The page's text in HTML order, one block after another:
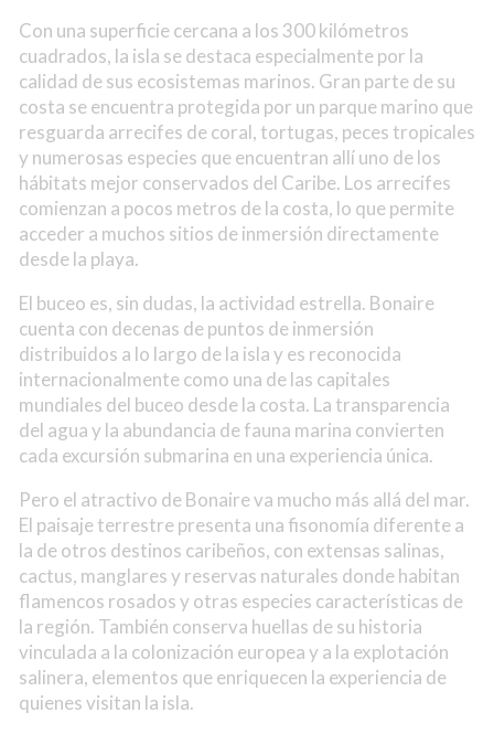
Con una superficie cercana a los 300 kilómetros
cuadrados, la isla se destaca especialmente por la
calidad de sus ecosistemas marinos. Gran parte de su
costa se encuentra protegida por un parque marino que
resguarda arrecifes de coral, tortugas, peces tropicales
y numerosas especies que encuentran allí uno de los
hábitats mejor conservados del Caribe. Los arrecifes
comienzan a pocos metros de la costa, lo que permite
acceder a muchos sitios de inmersión directamente
desde la playa.
El buceo es, sin dudas, la actividad estrella. Bonaire
cuenta con decenas de puntos de inmersión
distribuidos a lo largo de la isla y es reconocida
internacionalmente como una de las capitales
mundiales del buceo desde la costa. La transparencia
del agua y la abundancia de fauna marina convierten
cada excursión submarina en una experiencia única.
Pero el atractivo de Bonaire va mucho más allá del mar.
El paisaje terrestre presenta una fisonomía diferente a
la de otros destinos caribeños, con extensas salinas,
cactus, manglares y reservas naturales donde habitan
flamencos rosados y otras especies características de
la región. También conserva huellas de su historia
vinculada a la colonización europea y a la explotación
salinera, elementos que enriquecen la experiencia de
quienes visitan la isla.